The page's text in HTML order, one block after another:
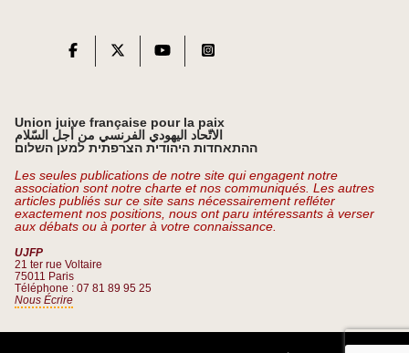
Union juive française pour la paix
الاتّحاد اليهودي الفرنسي من أجل السّلام
ההתאחדות היהודית הצרפתית למען השלום
Les seules publications de notre site qui engagent notre
association sont notre charte et nos communiqués. Les autres
articles publiés sur ce site sans nécessairement refléter
exactement nos positions, nous ont paru intéressants à verser
aux débats ou à porter à votre connaissance.
UJFP
21 ter rue Voltaire
75011 Paris
Téléphone : 07 81 89 95 25
Nous Écrire